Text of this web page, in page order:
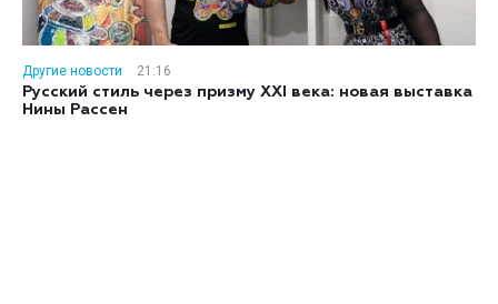
Другие новости
21:16
Русский стиль через призму XXI века: новая выставка
Нины Рассен